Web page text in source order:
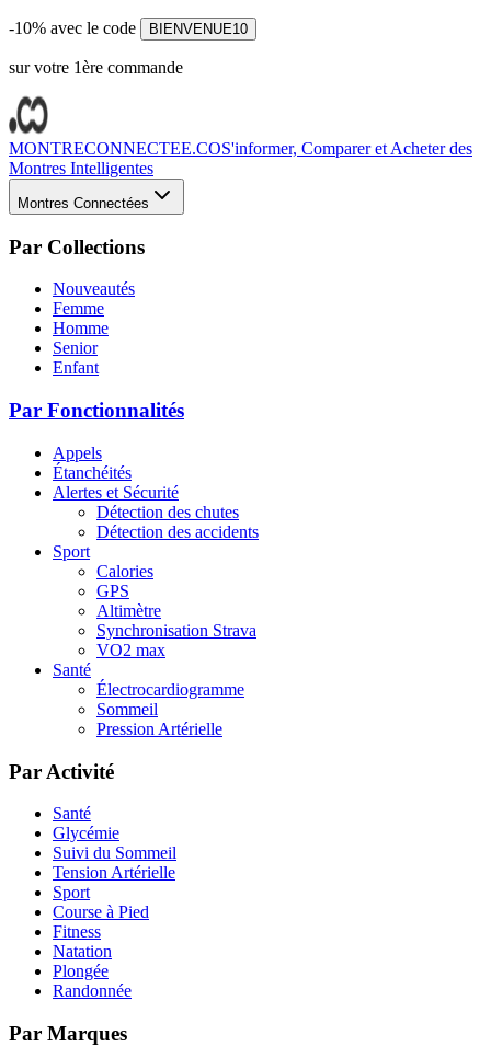
-10% avec le code BIENVENUE10
sur votre 1ère commande
MONTRECONNECTEE.COS'informer, Comparer et Acheter des
Montres Intelligentes
Montres Connectées
Par Collections
Nouveautés
Femme
Homme
Senior
Enfant
Par Fonctionnalités
Appels
Étanchéités
Alertes et Sécurité
Détection des chutes
Détection des accidents
Sport
Calories
GPS
Altimètre
Synchronisation Strava
VO2 max
Santé
Électrocardiogramme
Sommeil
Pression Artérielle
Par Activité
Santé
Glycémie
Suivi du Sommeil
Tension Artérielle
Sport
Course à Pied
Fitness
Natation
Plongée
Randonnée
Par Marques